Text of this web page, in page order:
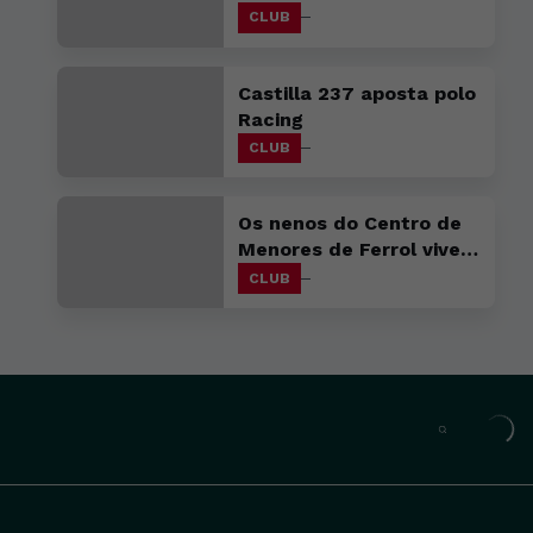
favorable
CLUB
Castilla 237 aposta polo
Racing
CLUB
Os nenos do Centro de
Menores de Ferrol viven
unha xornada
CLUB